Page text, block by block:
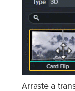
Arraste a